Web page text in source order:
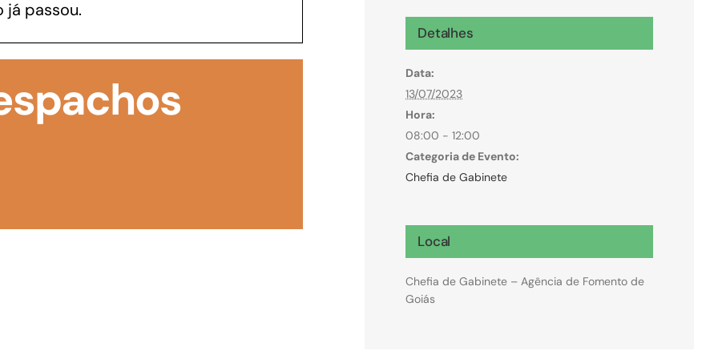
realizar obras, dentre outros serviços
Microcrédito
Para MEI, microempresas e pessoas físicas
(feirantes e transportes)
já passou.
Detalhes
Data:
13/07/2023
Hora:
08:00 - 12:00
Categoria de Evento:
Chefia de Gabinete
Local
Chefia de Gabinete – Agência de Fomento de
Goiás